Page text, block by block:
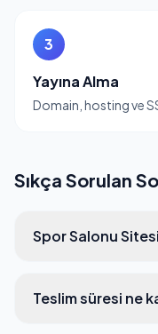
3
Yayına Alma
Domain, hosting ve
Sıkça Sorulan
Spor Salonu
Teslim süresi ne